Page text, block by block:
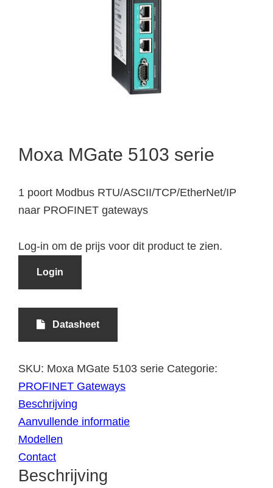
Moxa MGate 5103 serie
1 poort Modbus RTU/ASCII/TCP/EtherNet/IP
naar PROFINET gateways
Log-in om de prijs voor dit product te zien.
Login
Datasheet
SKU: Moxa MGate 5103 serie Categorie:
PROFINET Gateways
Beschrijving
Aanvullende informatie
Modellen
Contact
Beschrijving